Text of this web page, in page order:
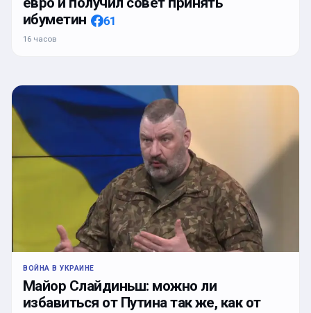
ибуметин
61
16 часов
ВОЙНА В УКРАИНЕ
Майор Слайдиньш: можно ли
избавиться от Путина так же, как от